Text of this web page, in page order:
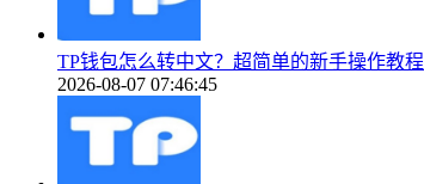
TP钱包怎么转中文？超简单的新手操作教程
2026-08-07 07:46:45